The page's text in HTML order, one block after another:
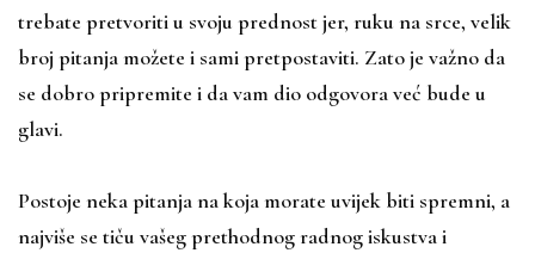
trebate pretvoriti u svoju prednost jer, ruku na srce, velik
broj pitanja možete i sami pretpostaviti. Zato je važno da
se dobro pripremite i da vam dio odgovora već bude u
glavi.
Postoje neka pitanja na koja morate uvijek biti spremni, a
najviše se tiču vašeg prethodnog radnog iskustva i